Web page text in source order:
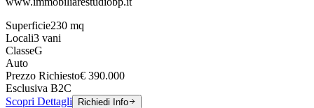
Superficie230 mq
Locali3 vani
ClasseG
Auto
Prezzo Richiesto€ 390.000
Esclusiva B2C
Scopri Dettagli
Richiedi Info